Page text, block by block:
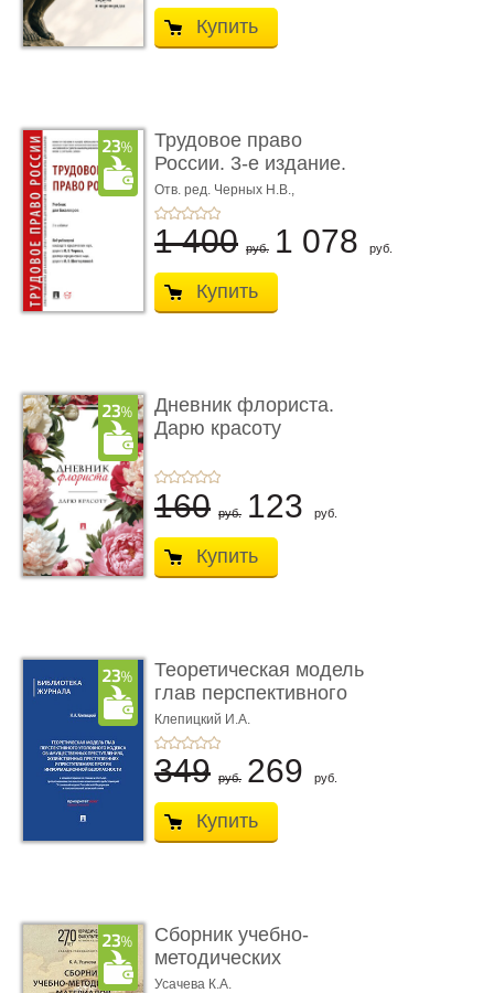
Купить
Трудовое право
России. 3-е издание.
Учебник для ...
Отв. ред. Черных Н.В.,
Шестерякова И.В.
1 400 руб. 1 078 руб.
Купить
Дневник флориста.
Дарю красоту
160 руб. 123 руб.
Купить
Теоретическая модель
глав перспективного
УК о ...
Клепицкий И.А.
349 руб. 269 руб.
Купить
Сборник учебно-
методических
материалов по кур ...
Усачева К.А.